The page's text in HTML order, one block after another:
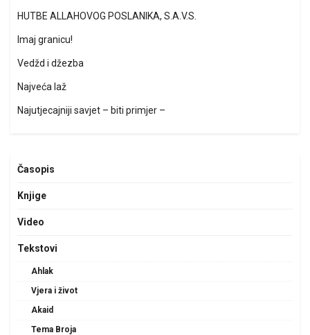
HUTBE ALLAHOVOG POSLANIKA, S.A.V.S.
Imaj granicu!
Vedžd i džezba
Najveća laž
Najutjecajniji savjet – biti primjer –
Časopis
Knjige
Video
Tekstovi
Ahlak
Vjera i život
Akaid
Tema Broja